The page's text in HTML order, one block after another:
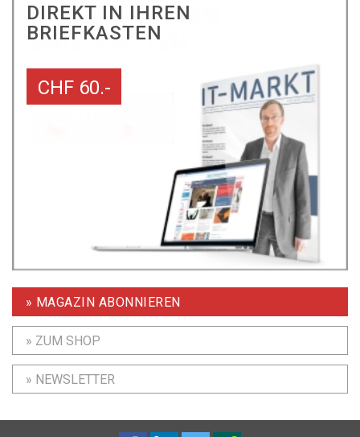
DIREKT IN IHREN
BRIEFKASTEN
CHF 60.-
» MAGAZIN ABONNIEREN
» ZUM SHOP
» NEWSLETTER